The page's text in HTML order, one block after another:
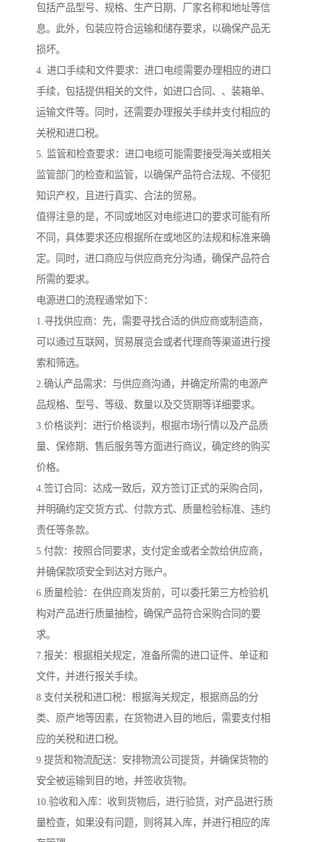
包括产品型号、规格、生产日期、厂家名称和地址等信
息。此外，包装应符合运输和储存要求，以确保产品无
损坏。
4. 进口手续和文件要求：进口电缆需要办理相应的进口
手续，包括提供相关的文件，如进口合同、、装箱单、
运输文件等。同时，还需要办理报关手续并支付相应的
关税和进口税。
5. 监管和检查要求：进口电缆可能需要接受海关或相关
监管部门的检查和监管，以确保产品符合法规、不侵犯
知识产权，且进行真实、合法的贸易。
值得注意的是，不同或地区对电缆进口的要求可能有所
不同，具体要求还应根据所在或地区的法规和标准来确
定。同时，进口商应与供应商充分沟通，确保产品符合
所需的要求。
电源进口的流程通常如下：
1.寻找供应商：先，需要寻找合适的供应商或制造商，
可以通过互联网，贸易展览会或者代理商等渠道进行搜
索和筛选。
2.确认产品需求：与供应商沟通，并确定所需的电源产
品规格、型号、等级、数量以及交货期等详细要求。
3.价格谈判：进行价格谈判，根据市场行情以及产品质
量、保修期、售后服务等方面进行商议，确定终的购买
价格。
4.签订合同：达成一致后，双方签订正式的采购合同，
并明确约定交货方式、付款方式、质量检验标准、违约
责任等条款。
5.付款：按照合同要求，支付定金或者全款给供应商，
并确保款项安全到达对方账户。
6.质量检验：在供应商发货前，可以委托第三方检验机
构对产品进行质量抽检，确保产品符合采购合同的要
求。
7.报关：根据相关规定，准备所需的进口证件、单证和
文件，并进行报关手续。
8.支付关税和进口税：根据海关规定，根据商品的分
类、原产地等因素，在货物进入目的地后，需要支付相
应的关税和进口税。
9.提货和物流配送：安排物流公司提货，并确保货物的
安全被运输到目的地，并签收货物。
10.验收和入库：收到货物后，进行验货，对产品进行质
量检查，如果没有问题，则将其入库，并进行相应的库